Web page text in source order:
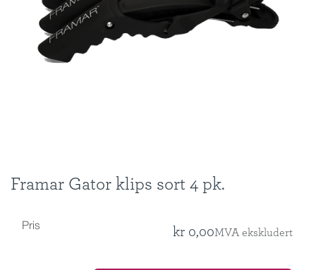
Framar Gator klips sort 4 pk.
Pris kr 0,00MVA ekskludert